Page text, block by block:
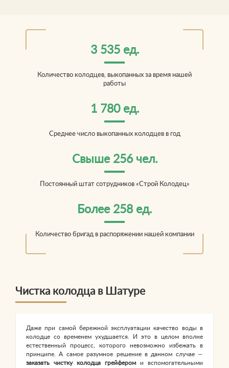
3 535 ед.
Количество колодцев, выкопанных за время нашей
работы
1 780 ед.
Среднее число выкопанных колодцев в год
Свыше 256 чел.
Постоянный штат сотрудников «Строй Колодец»
Более 258 ед.
Количество бригад в распоряжении нашей компании
Чистка колодца в Шатуре
Даже при самой бережной эксплуатации качество воды в
колодце со временем ухудшается. И это в целом вполне
естественный процесс, которого невозможно избежать в
принципе. А самое разумное решение в данном случае —
заказать чистку колодца грейфером и вспомогательными